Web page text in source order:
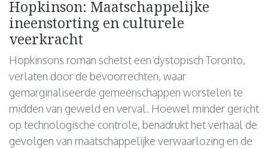
Hopkinson: Maatschappelijke
ineenstorting en culturele
veerkracht
Hopkinsons roman schetst een dystopisch Toronto,
verlaten door de bevoorrechten, waar
gemarginaliseerde gemeenschappen worstelen te
midden van geweld en verval. Hoewel minder gericht
op technologische controle, benadrukt het verhaal de
gevolgen van maatschappelijke verwaarlozing en de